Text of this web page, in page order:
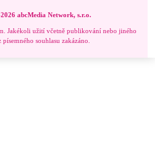
abcMedia Network, s.r.o.
Jakékoli užití včetně publikování nebo jiného
souhlasu zakázáno.